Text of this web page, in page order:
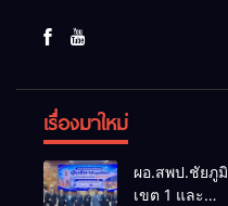
เรื่องมาใหม่
ผอ.สพป.ชัยภูมิ
เขต 1 และ